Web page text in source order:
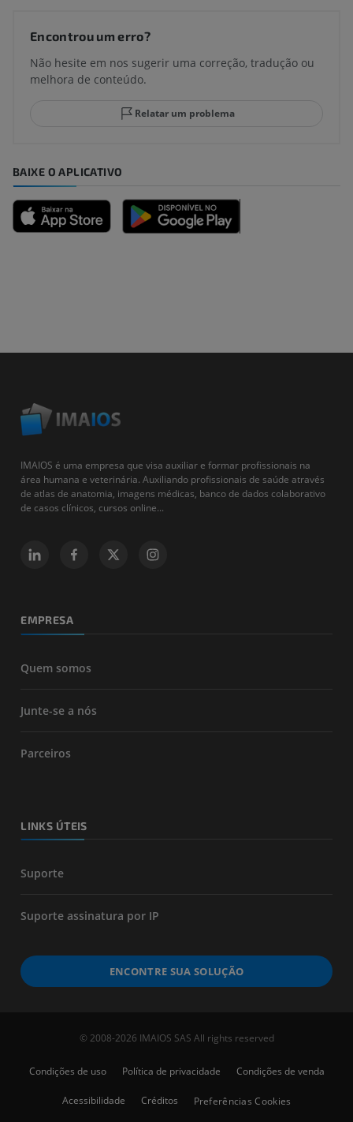
Encontrou um erro?
Não hesite em nos sugerir uma correção, tradução ou
melhora de conteúdo.
Relatar um problema
BAIXE O APLICATIVO
IMAIOS é uma empresa que visa auxiliar e formar profissionais na
área humana e veterinária. Auxiliando profissionais de saúde através
de atlas de anatomia, imagens médicas, banco de dados colaborativo
de casos clínicos, cursos online...
EMPRESA
Quem somos
Junte-se a nós
Parceiros
LINKS ÚTEIS
Suporte
Suporte assinatura por IP
ENCONTRE SUA SOLUÇÃO
© 2008-2026 IMAIOS SAS All rights reserved
Condições de uso Política de privacidade Condições de venda
Acessibilidade Créditos Preferências Cookies